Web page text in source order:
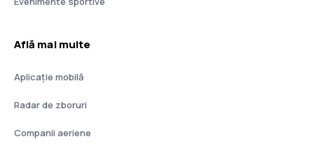
Află mai multe
Aplicație mobilă
Radar de zboruri
Companii aeriene